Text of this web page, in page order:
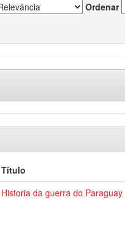
Ordenar
Título
Historia da guerra do Paraguay